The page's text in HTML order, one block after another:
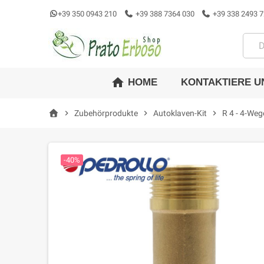
+39 350 0943 210 +39 388 7364 030 +39 338 2493
home HOME KONTAKTIERE
chevron_right Zubehörprodukte chevron_right Autoklaven-Kit chevron_right R 4 - 4-
-40%